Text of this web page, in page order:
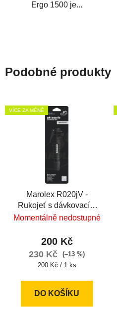
Ergo 1500 je...
Podobné produkty
VÍCE ZA MÉNĚ
Marolex R020jV -
Rukojeť s dávkovacím
ventilem Viton
Momentálně nedostupné
200 Kč
230 Kč
(–13 %)
Měrná
200 Kč / 1 ks
DO KOŠÍKU